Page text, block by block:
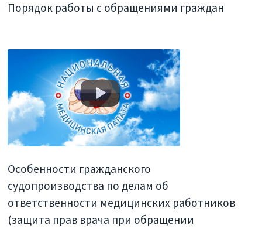
Порядок работы с обращениями граждан
Особенности гражданского
судопроизводства по делам об
ответственности медицинских работников
(защита прав врача при обращении